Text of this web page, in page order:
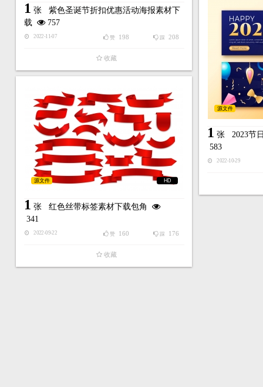
1 张 紫色圣诞节折扣优惠活动海报素材下
载
757
2022-11-07 踩 208
赞 198
收藏
源文件
1 张 2023节
583
2022-10-29
HD
源文件
1 张 红色丝带标签素材下载包角
341
2022-09-22 踩 176
赞 160
收藏